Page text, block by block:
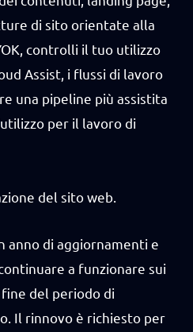
di sito orientate alla
controlli il tuo utilizzo
Assist, i flussi di lavoro
una pipeline più assistita
per il lavoro di
del sito web.
anno di aggiornamenti e
a funzionare sui
del periodo di
Il rinnovo è richiesto per